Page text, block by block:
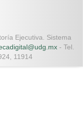
Ejecutiva. Sistema
- Tel.
11914